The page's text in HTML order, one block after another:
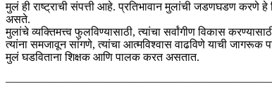
मुलं ही राष्ट्राची संपत्ती आहे. प्रतिभावान मुलांची जडणघडण करणे
असते.
मुलांचे व्यक्तिमत्त्व फुलविण्यासाठी, त्यांचा सर्वांगीण विकास
त्यांना समजावून सांगणे, त्यांचा आत्मविश्वास वाढविणे याची जागरूक
मुलं घडविताना शिक्षक आणि पालक करत असतात.